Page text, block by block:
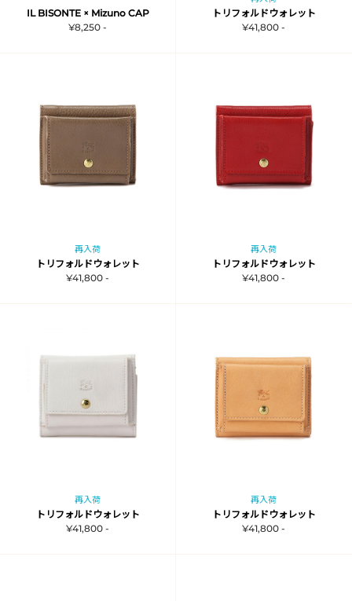
IL BISONTE × Mizuno CAP
¥8,250 -
トリフォルドウォレット
¥41,800 -
再入荷
トリフォルドウォレット
¥41,800 -
再入荷
トリフォルドウォレット
¥41,800 -
再入荷
トリフォルドウォレット
¥41,800 -
再入荷
トリフォルドウォレット
¥41,800 -